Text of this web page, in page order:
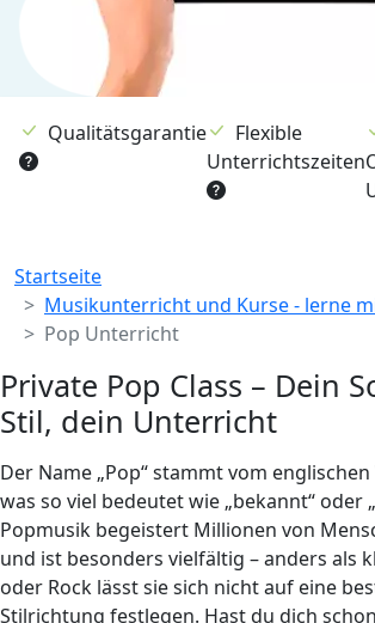
Qualitätsgarantie
Flexible
Unterrichtszeiten
Breadcrumb
Startseite
Musikunterricht und Kurse - lerne
Pop Unterricht
Private Pop Class – Dein
Stil, dein Unterricht
Der Name „Pop“ stammt vom
was so viel bedeutet wie „bekannt“ oder
Popmusik begeistert Millionen von
und ist besonders vielfältig – anders als
oder Rock lässt sie sich nicht auf eine
Stilrichtung festlegen. Hast du dich